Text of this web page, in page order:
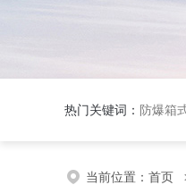
热门关键词： 防爆箱
当前位置： 首页